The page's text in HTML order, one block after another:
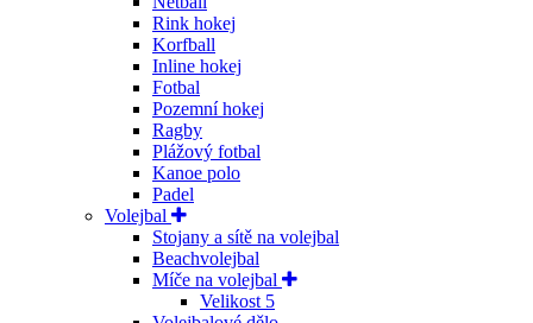
Rink hokej
Korfball
Inline hokej
Fotbal
Pozemní hokej
Ragby
Plážový fotbal
Kanoe polo
Padel
Volejbal
Stojany a sítě na volejbal
Beachvolejbal
Míče na volejbal
Velikost 5